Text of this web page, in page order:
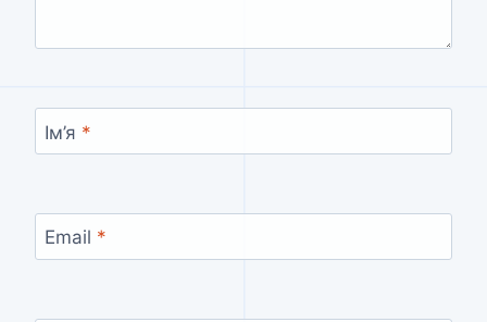
Ім’я *
Email *